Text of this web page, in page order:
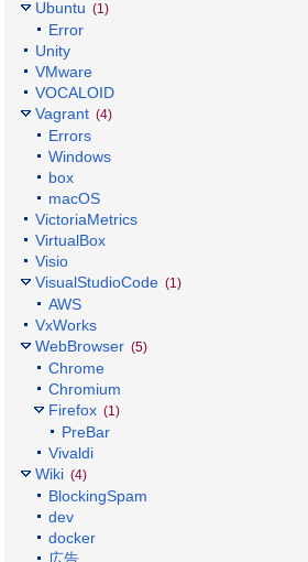
Ubuntu (1)
Error
Unity
VMware
VOCALOID
Vagrant (4)
Errors
Windows
box
macOS
VictoriaMetrics
VirtualBox
Visio
VisualStudioCode (1)
AWS
VxWorks
WebBrowser (5)
Chrome
Chromium
Firefox (1)
PreBar
Vivaldi
Wiki (4)
BlockingSpam
dev
docker